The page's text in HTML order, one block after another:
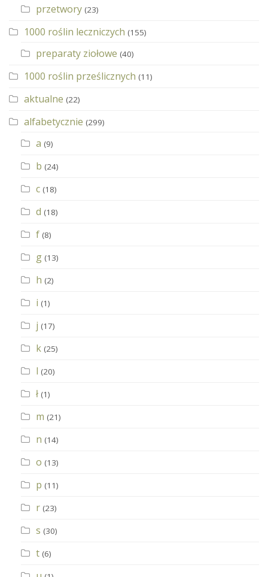
przetwory (23)
1000 roślin leczniczych (155)
preparaty ziołowe (40)
1000 roślin prześlicznych (11)
aktualne (22)
alfabetycznie (299)
a (9)
b (24)
c (18)
d (18)
f (8)
g (13)
h (2)
i (1)
j (17)
k (25)
l (20)
ł (1)
m (21)
n (14)
o (13)
p (11)
r (23)
s (30)
t (6)